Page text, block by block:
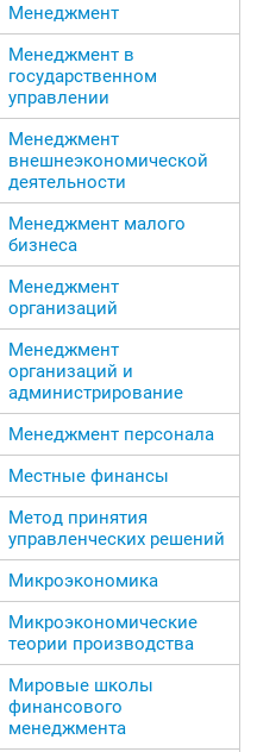
Менеджмент
Менеджмент в
государственном
управлении
Менеджмент
внешнеэкономической
деятельности
Менеджмент малого
бизнеса
Менеджмент
организаций
Менеджмент
организаций и
администрирование
Менеджмент персонала
Местные финансы
Метод принятия
управленческих решений
Микроэкономика
Микроэкономические
теории производства
Мировые школы
финансового
менеджмента